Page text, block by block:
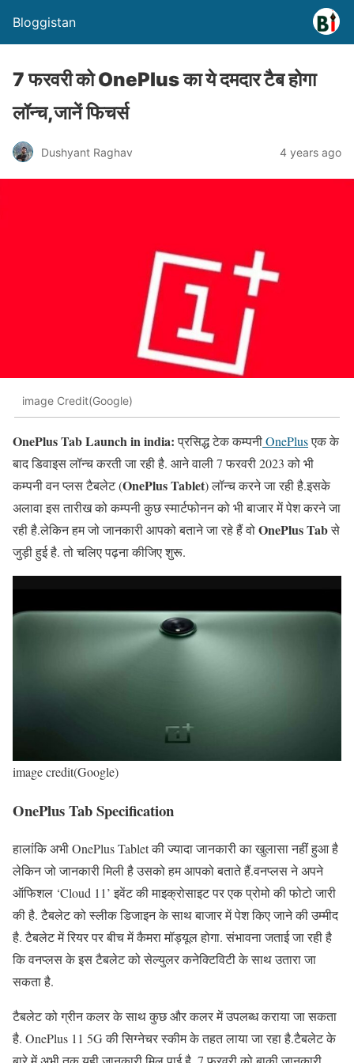
Bloggistan
7 फरवरी को OnePlus का ये दमदार टैब होगा
लॉन्च,जानें फिचर्स
Dushyant Raghav 4 years ago
image Credit(Google)
OnePlusTabLaunch in india:प्रसिद्ध टेक कम्पनीOnePlusएक के
बाद डिवाइस लॉन्च करती जा रही है. आने वाली 7 फरवरी 2023 को भी
कम्पनी वन प्लस टैबलेट (OnePlus Tablet) लॉन्च करने जा रही है.इसके
अलावा इस तारीख को कम्पनी कुछ स्मार्टफोनन को भी बाजार में पेश करने जा
रही है.लेकिन हम जो जानकारी आपको बताने जा रहे हैं वोOnePlus Tabसे
जुड़ी हुई है. तो चलिए पढ़ना कीजिए शुरू.
image credit(Google)
OnePlus Tab Specification
हालांकि अभी OnePlus Tablet की ज्यादा जानकारी का खुलासा नहीं हुआ है
लेकिन जो जानकारी मिली है उसको हम आपको बताते हैं.वनप्लस ने अपने
ऑफिशल ‘Cloud 11’ इवेंट की माइक्रोसाइट पर एक प्रोमो की फोटो जारी
की है. टैबलेट को स्लीक डिजाइन के साथ बाजार में पेश किए जाने की उम्मीद
है. टैबलेट में रियर पर बीच में कैमरा मॉड्यूल होगा. संभावना जताई जा रही है
कि वनप्लस के इस टैबलेट को सेल्युलर कनेक्टिविटी के साथ उतारा जा
सकता है.
टैबलेट को ग्रीन कलर के साथ कुछ और कलर में उपलब्ध कराया जा सकता
है. OnePlus 11 5G की सिग्नेचर स्कीम के तहत लाया जा रहा है.टैबलेट के